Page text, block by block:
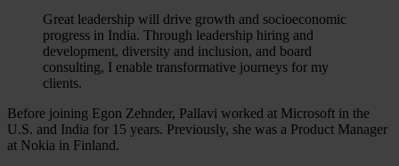
Great leadership will drive growth and socioeconomic
progress in India. Through leadership hiring and
development, diversity and inclusion, and board
consulting, I enable transformative journeys for my
clients.
Before joining Egon Zehnder, Pallavi worked at Microsoft in the
U.S. and India for 15 years. Previously, she was a Product Manager
at Nokia in Finland.